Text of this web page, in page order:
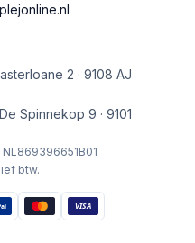
2 · 9108 AJ
Spinnekop 9 · 9101
NL869396651B01
btw.
VISA